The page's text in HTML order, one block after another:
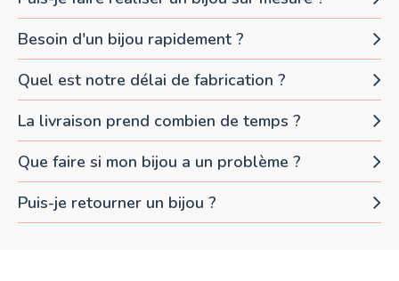
Besoin d'un bijou rapidement ?
Quel est notre délai de fabrication ?
La livraison prend combien de temps ?
Que faire si mon bijou a un problème ?
Puis-je retourner un bijou ?